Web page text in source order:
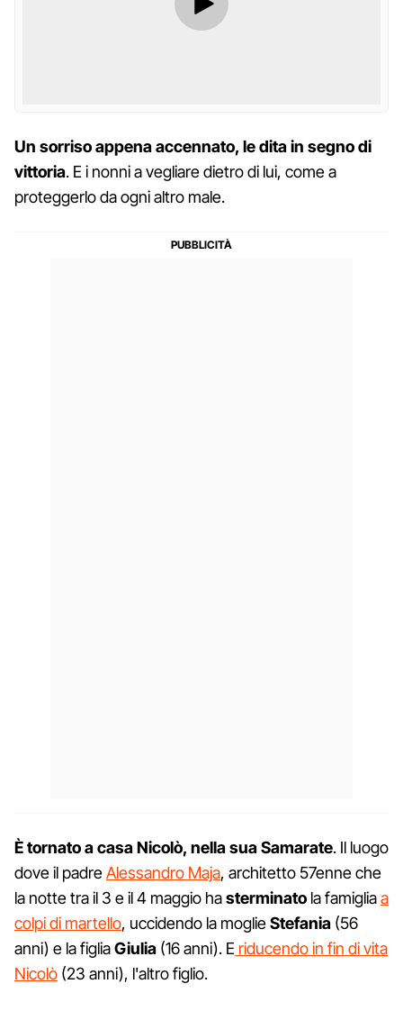
Un sorriso appena accennato, le dita in segno di
vittoria. E i nonni a vegliare dietro di lui, come a
proteggerlo da ogni altro male.
È tornato a casa Nicolò, nella sua Samarate. Il luogo
dove il padreAlessandro Maja, architetto 57enne che
la notte tra il 3 e il 4 maggio hasterminato la famigliaa
colpi di martello, uccidendo la moglieStefania (56
anni) e la figliaGiulia (16 anni). E riducendo in fin di vita
Nicolò (23 anni), l'altro figlio.